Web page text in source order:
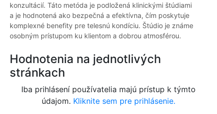
konzultácií. Táto metóda je podložená klinickými štúdiami
a je hodnotená ako bezpečná a efektívna, čím poskytuje
komplexné benefity pre telesnú kondíciu. Štúdio je známe
osobným prístupom ku klientom a dobrou atmosférou.
Hodnotenia na jednotlivých
stránkach
Iba prihlásení používatelia majú prístup k týmto
údajom. Kliknite sem pre prihlásenie.